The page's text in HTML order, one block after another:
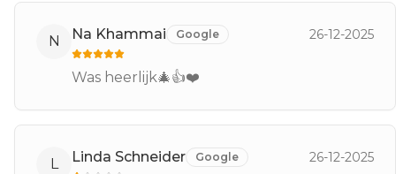
N Na Khammai Google 26-12-2025
Was heerlijk🎄👍❤️
L Linda Schneider Google 26-12-2025